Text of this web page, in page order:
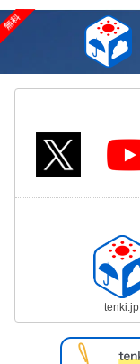
tenki.jp